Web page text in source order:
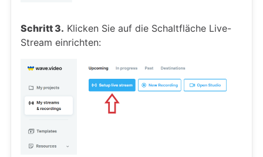
Schritt 3. Klicken Sie auf die Schaltfläche Live-
Stream einrichten: